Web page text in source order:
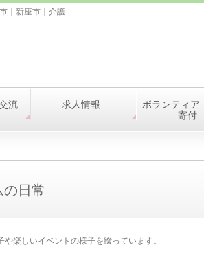
｜新座市｜介護
流 求人情報
ボランティア
寄付
日常
楽しいイベントの様子を綴っています。